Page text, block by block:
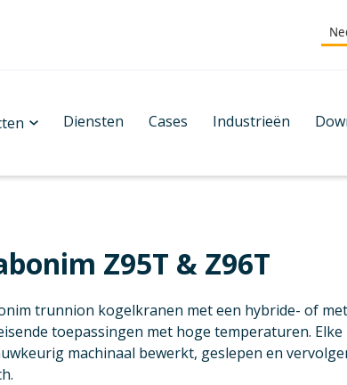
Diensten Cases Industrieën
Z95T & Z96T
trunnion kogelkranen met een hybride- of
toepassingen met hoge temperaturen.
machinaal bewerkt, geslepen en